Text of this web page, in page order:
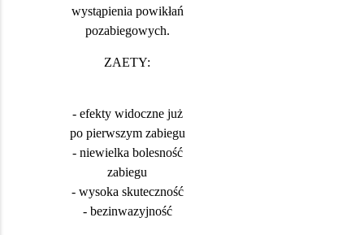
wystąpienia powikłań
pozabiegowych.
ZAETY:
- efekty widoczne już
po pierwszym zabiegu
- niewielka bolesność
zabiegu
- wysoka skuteczność
- bezinwazyjność